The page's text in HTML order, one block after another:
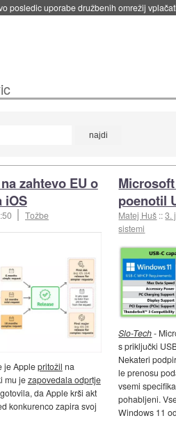
posledic uporabe družbenih omrežij
zahtevo EU o
iOS
Tožbe
je Applepritožil na
mu jezapovedala odprtje
da Apple krši akt
konkurenco zapira svoj
poenotil
Matej Huš ::3.
sistemi
Slo-Tech-
s priključki
Nekateri
le prenosu
vsemi
pohabljeni.
Windows 11